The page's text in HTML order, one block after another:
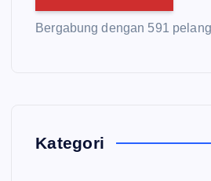
Bergabung dengan 591
Kategori